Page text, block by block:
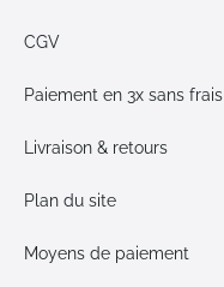
CGV
Paiement en 3x sans frais
Livraison & retours
Plan du site
Moyens de paiement